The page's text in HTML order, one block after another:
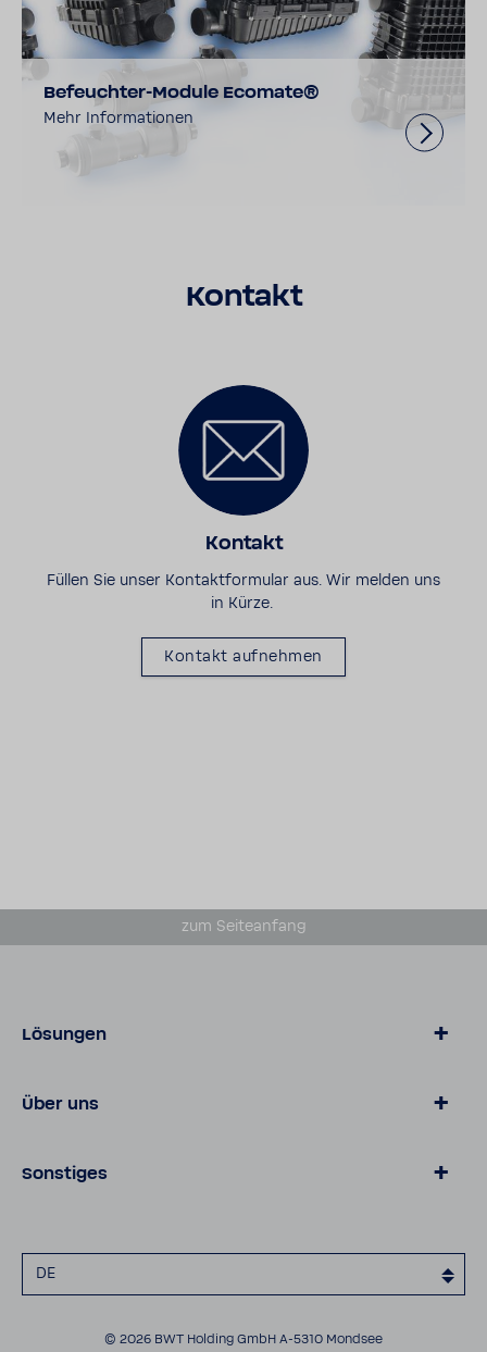
Befeuchter-Module Ecomate®
Mehr Informationen
Kontakt
Kontakt
Füllen Sie unser Kontaktformular aus. Wir melden uns
in Kürze.
Kontakt aufnehmen
zum Seiteanfang
Lösungen
Technische Datenblätter
Über uns
Karriere
Sonstiges
Impressum
© 2026 BWT Holding GmbH A-5310 Mondsee
DE